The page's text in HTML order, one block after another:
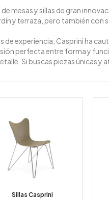
mesas y sillas de gran
y terraza, pero también con
de experiencia, Casprini ha
perfecta entre forma y
Si buscas piezas únicas y
Sillas Casprini